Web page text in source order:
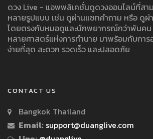
ดวง Live - แอพพลิเคชั่นดูดวงออนไลน์ที่สา
หลายรูปแบบ เช่น ดูผ่านแชทคำถาม หรือ ดูผ่
โดยตรงกับหมอดูและนักพยากรณ์กว่าพันคน
หลายศาสตร์แห่งการทำนาย มาพร้อมกับการ
ง่ายที่สุด สะดวก รวดเร็ว และปลอดภัย
CONTACT US
Bangkok Thailand
Email: support@duanglive.com